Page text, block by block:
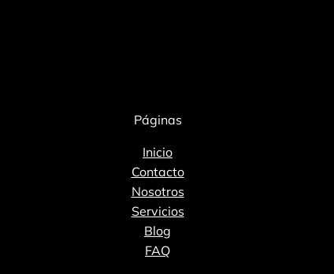
Páginas
Inicio
Contacto
Nosotros
Servicios
Blog
FAQ